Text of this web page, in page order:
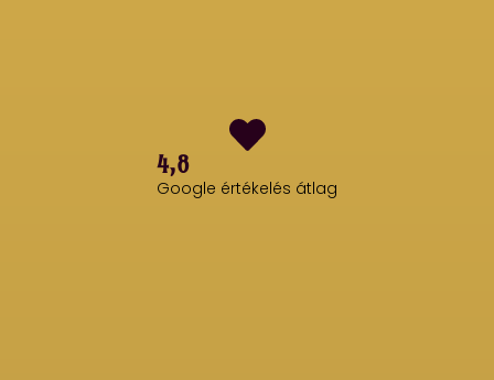
4,8
Google értékelés átlag